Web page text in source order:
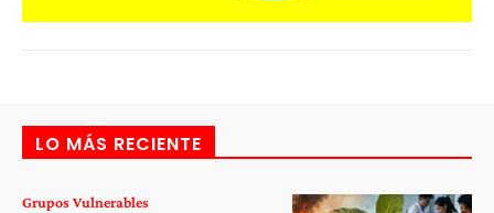
LO MÁS RECIENTE
Grupos Vulnerables